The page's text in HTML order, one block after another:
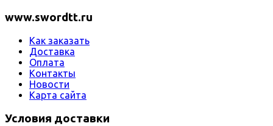
www.swordtt.ru
Как заказать
Доставка
Оплата
Контакты
Новости
Карта сайта
Условия доставки